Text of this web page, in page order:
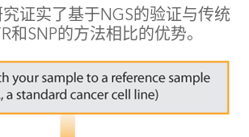
证实了基于NGS的验证与传统
和SNP的方法相比的优势。